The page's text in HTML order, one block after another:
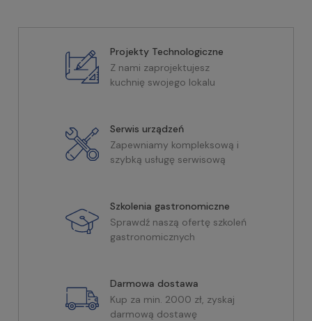
Projekty Technologiczne
Z nami zaprojektujesz
kuchnię swojego lokalu
Serwis urządzeń
Zapewniamy kompleksową i
szybką usługę serwisową
Szkolenia gastronomiczne
Sprawdź naszą ofertę szkoleń
gastronomicznych
Darmowa dostawa
Kup za min. 2000 zł, zyskaj
darmową dostawę